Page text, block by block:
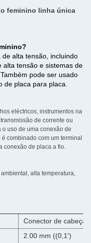
feminino linha única
alta tensão, incluindo
alta tensão e sistemas de
pode ser usado
placa para placa.
eléctricos, instrumentos na
de corrente ou
uso de uma conexão de
combinado com um terminal
conexão de placa a fio.
alta temperatura,
Conector de cabeça/
2.00 mm ((0,1')